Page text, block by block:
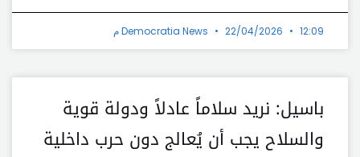
Democratia News 22/04/2026 12:09 م
باسيل: نريد سلاماً عادلاً ودولة قوية
والسلاح يجب أن يُعالج دون حرب داخلية